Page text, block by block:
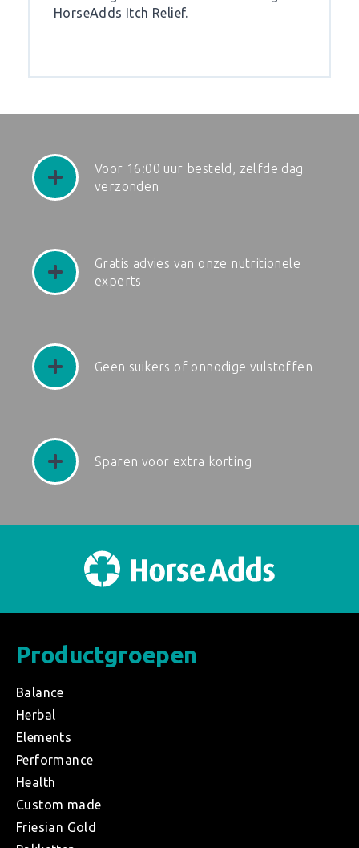
HorseAdds Itch Relief.
Voor 16:00 uur besteld, zelfde dag
verzonden
Gratis advies van onze nutritionele
experts
Geen suikers of onnodige vulstoffen
Sparen voor extra korting
Productgroepen
Balance
Herbal
Elements
Performance
Health
Custom made
Friesian Gold